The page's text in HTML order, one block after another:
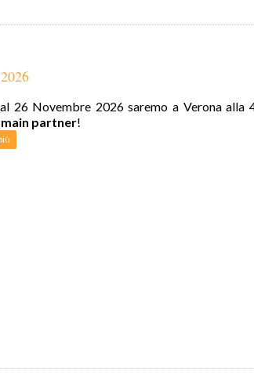
26 Novembre 2026 saremo a Verona alla
main partner!